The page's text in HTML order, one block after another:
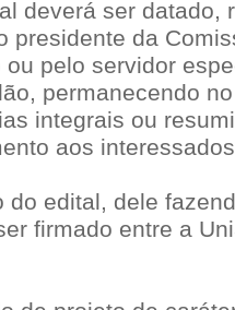
deverá ser datado,
presidente da
pelo servidor
permanecendo
integrais ou
aos
do edital, dele
firmado entre a